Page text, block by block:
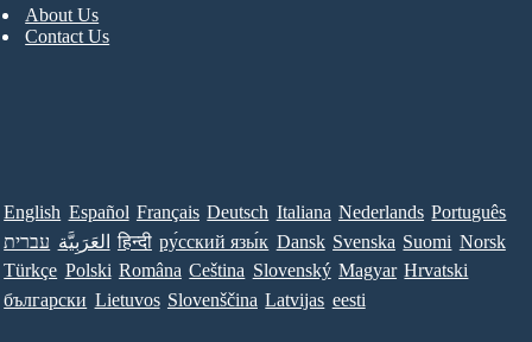
About Us
Contact Us
English Español Français Deutsch Italiana Nederlands Português
עברית العَرَبِيَّة हिन्दी ру́сский язы́к Dansk Svenska Suomi Norsk
Türkçe Polski Româna Ceština Slovenský Magyar Hrvatski
български Lietuvos Slovenščina Latvijas eesti